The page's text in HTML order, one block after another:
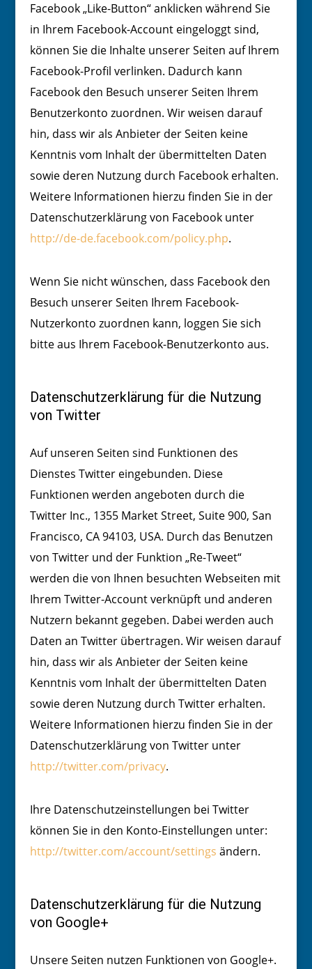
Facebook „Like-Button“ anklicken während Sie
in Ihrem Facebook-Account eingeloggt sind,
können Sie die Inhalte unserer Seiten auf Ihrem
Facebook-Profil verlinken. Dadurch kann
Facebook den Besuch unserer Seiten Ihrem
Benutzerkonto zuordnen. Wir weisen darauf
hin, dass wir als Anbieter der Seiten keine
Kenntnis vom Inhalt der übermittelten Daten
sowie deren Nutzung durch Facebook erhalten.
Weitere Informationen hierzu finden Sie in der
Datenschutzerklärung von Facebook unter
http://de-de.facebook.com/policy.php.
Wenn Sie nicht wünschen, dass Facebook den
Besuch unserer Seiten Ihrem Facebook-
Nutzerkonto zuordnen kann, loggen Sie sich
bitte aus Ihrem Facebook-Benutzerkonto aus.
Datenschutzerklärung für die Nutzung
von Twitter
Auf unseren Seiten sind Funktionen des
Dienstes Twitter eingebunden. Diese
Funktionen werden angeboten durch die
Twitter Inc., 1355 Market Street, Suite 900, San
Francisco, CA 94103, USA. Durch das Benutzen
von Twitter und der Funktion „Re-Tweet“
werden die von Ihnen besuchten Webseiten mit
Ihrem Twitter-Account verknüpft und anderen
Nutzern bekannt gegeben. Dabei werden auch
Daten an Twitter übertragen. Wir weisen darauf
hin, dass wir als Anbieter der Seiten keine
Kenntnis vom Inhalt der übermittelten Daten
sowie deren Nutzung durch Twitter erhalten.
Weitere Informationen hierzu finden Sie in der
Datenschutzerklärung von Twitter unter
http://twitter.com/privacy.
Ihre Datenschutzeinstellungen bei Twitter
können Sie in den Konto-Einstellungen unter:
http://twitter.com/account/settings ändern.
Datenschutzerklärung für die Nutzung
von Google+
Unsere Seiten nutzen Funktionen von Google+.